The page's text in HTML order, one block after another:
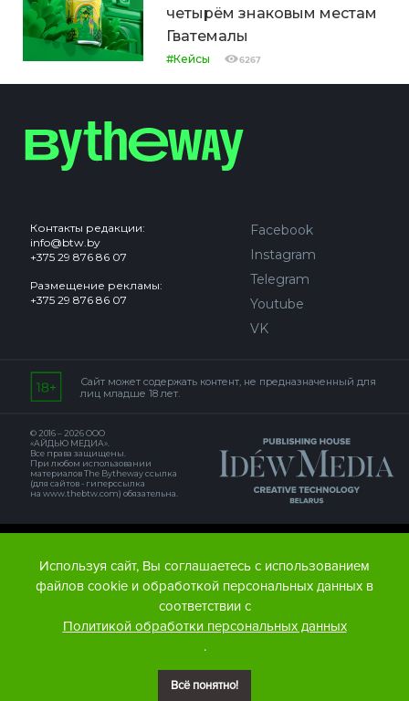
четырём знаковым местам
Гватемалы
#Кейсы 6267
Контакты редакции:
info@btw.by
+375 29 876 86 07
Размещение рекламы:
+375 29 876 86 07
Facebook
Instagram
Telegram
Youtube
VK
Сайт может содержать контент, не предназначенный для
лиц младше 18 лет.
© 2016 – 2026 ООО
«АЙДЬЮ МЕДИА».
Все права защищены.
При любом использовании
материалов The Bytheway ссылка
(для сайтов - гиперссылка
на www.thebtw.com) обязательна.
Используя сайт, Вы соглашаетесь с использованием
файлов cookie и обработкой персональных данных в
соответствии с
Политикой обработки персональных данных
.
Всё понятно!